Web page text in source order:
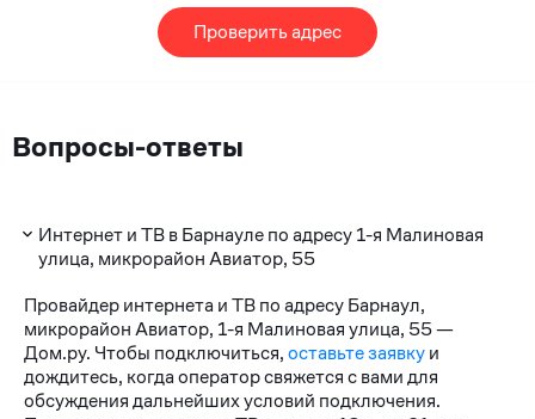
Проверить адрес
Вопросы-ответы
Интернет и ТВ в Барнауле по адресу 1-я Малиновая
улица, микрорайон Авиатор, 55
Провайдер интернета и ТВ по адресу Барнаул,
микрорайон Авиатор, 1-я Малиновая улица, 55 —
Дом.ру. Чтобы подключиться,оставьте заявкуи
дождитесь, когда оператор свяжется с вами для
обсуждения дальнейших условий подключения.